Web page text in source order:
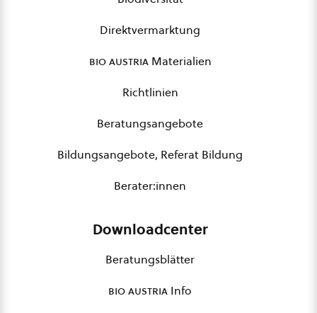
Direktvermarktung
bio austriaMaterialien
Richtlinien
Beratungsangebote
Bildungsangebote, Referat Bildung
Berater:innen
Downloadcenter
Beratungsblätter
bio austria Info